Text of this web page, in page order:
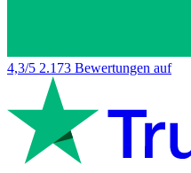
4,3/5 2.173 Bewertungen auf